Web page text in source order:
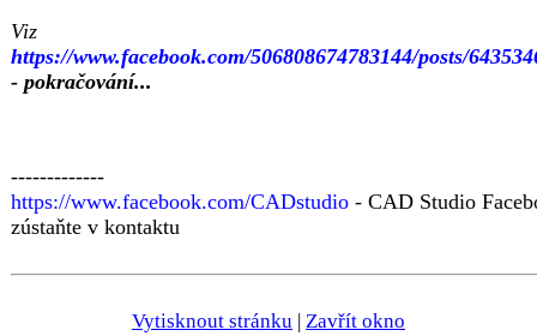
Viz
https://www.facebook.com/506808674783144/posts/
- pokračování...
-------------
https://www.facebook.com/CADstudio - CAD Studio
zústaňte v kontaktu
Vytisknout stránku | Zavřít okno